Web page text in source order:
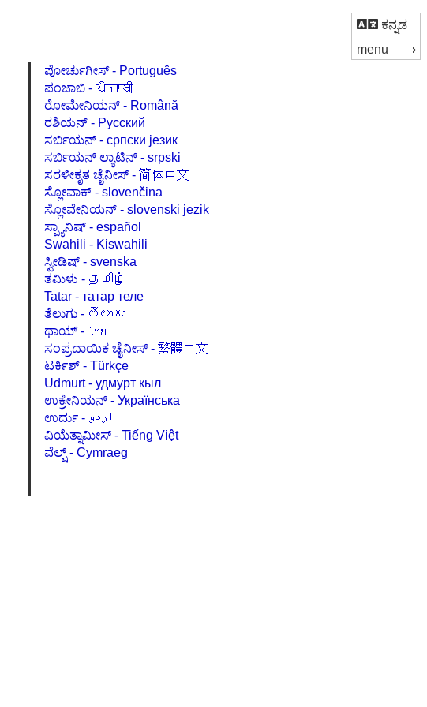
ಕನ್ನಡ
menu
ಪೋರ್ಚುಗೀಸ್ - Português
ಪಂಜಾಬಿ - ਪੰਜਾਬੀ
ರೋಮೇನಿಯನ್ - Română
ರಶಿಯನ್ - Русский
ಸರ್ಬಿಯನ್ - српски језик
ಸರ್ಬಿಯನ್ ಲ್ಯಾಟಿನ್ - srpski
ಸರಳೀಕೃತ ಚೈನೀಸ್ - 简体中文
ಸ್ಲೋವಾಕ್ - slovenčina
ಸ್ಲೋವೇನಿಯನ್ - slovenski jezik
ಸ್ಪ್ಯಾನಿಷ್ - español
Swahili - Kiswahili
ಸ್ವೀಡಿಷ್ - svenska
ತಮಿಳು - தமிழ்
Tatar - татар теле
ತೆಲುಗು - తెలుగు
ಥಾಯ್ - ไทย
ಸಂಪ್ರದಾಯಿಕ ಚೈನೀಸ್ - 繁體中文
ಟರ್ಕಿಶ್ - Türkçe
Udmurt - удмурт кыл
ಉಕ್ರೇನಿಯನ್ - Українська
ವಿಯೆತ್ನಾಮೀಸ್ - Tiếng Việt
ವೆಲ್ಷ್ - Cymraeg